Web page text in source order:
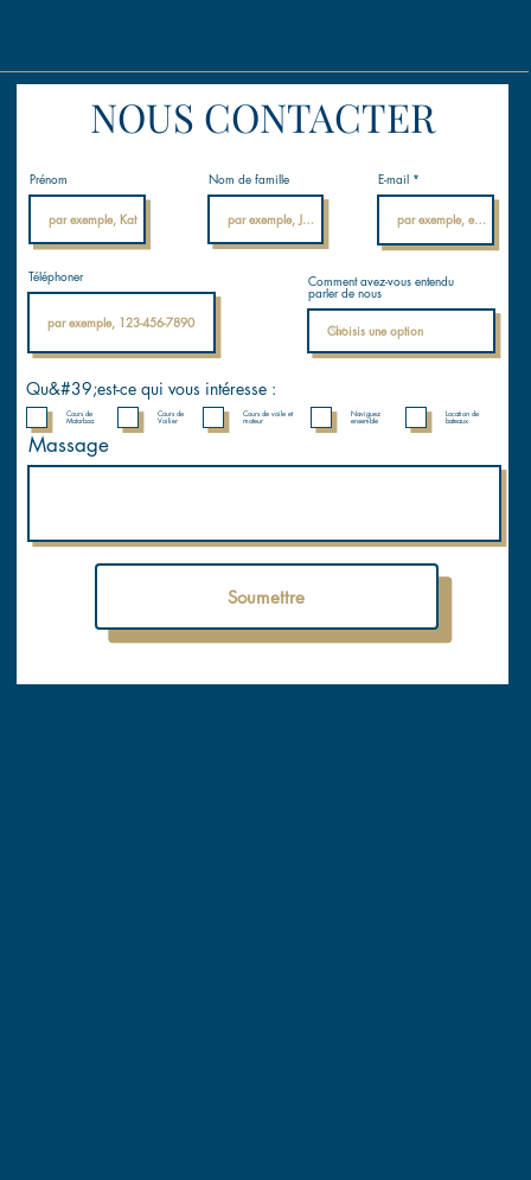
NOUS CONTACTER
Prénom Nom de famille E-mail
Téléphoner
Soumettre
Qu&#39;est-ce qui vous intéresse :
Cours de
Motorboa
Cours de
Voilier
Cours de voile et
moteur
Naviguez
ensemble
Location de
bateaux
Comment avez-vous entendu
parler de nous
Massage